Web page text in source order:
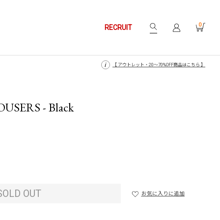
RECRUIT 0
【 月〜金14時、土日祝12時までにご注文で当日発送・発送無休 】
【 アウトレット・20〜70%OFF商品はこちら 】
【 月〜金14時、土日祝12時までにご注文で当日発送・発送無休 】
【 アウトレット・20〜70%OFF商品はこちら 】
- Black
OUT お気に入りに追加